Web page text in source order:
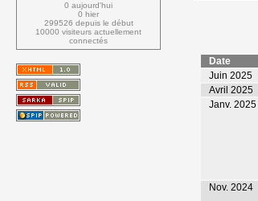
Date
Juin 2025
Avril 2025
Janv. 2025
Nov. 2024
0 aujourd'hui
0 hier
299526 depuis le début
10000 visiteurs actuellement
connectés